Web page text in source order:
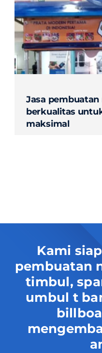
Contact
Jasa pembuatan
berkualitas
maksimal
Kami
pembuatan
timbul,
umbul t